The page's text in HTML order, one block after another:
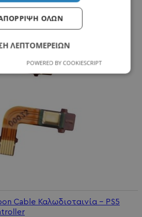
Cable Καλωδιοταινία - PS5
ΌΛΩΝ
ΛΕΠΤΟΜΕΡΕΙΏΝ
POWERED BY COOKIESCRIPT